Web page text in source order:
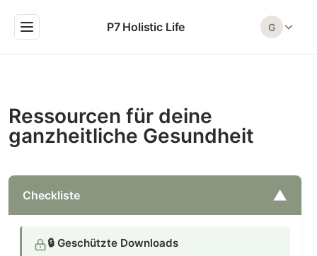
P7 Holistic Life G
Ressourcen für deine
ganzheitliche Gesundheit
Checkliste ▼
🔒 Geschützte Downloads